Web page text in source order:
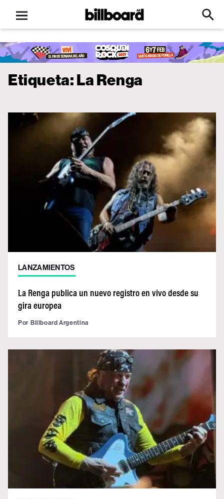
Open
menu
Billboard
Click
Input
Etiqueta:La Renga
LANZAMIENTOS
La Renga publica un nuevo registro en vivo desde su
gira europea
Por Billboard Argentina